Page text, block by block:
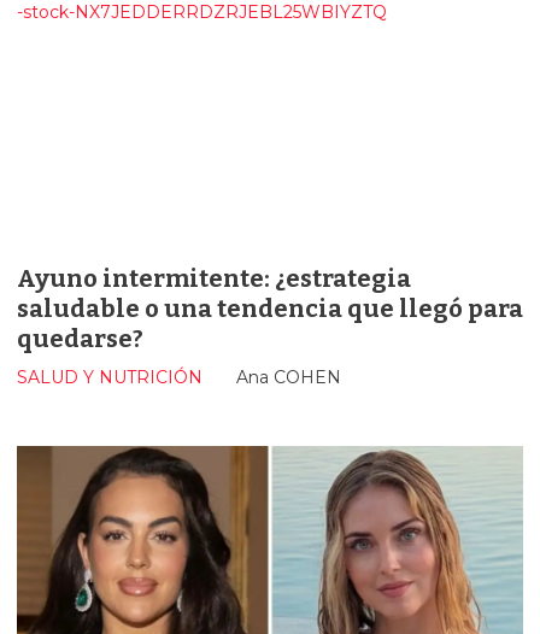
Ayuno intermitente: ¿estrategia
saludable o una tendencia que llegó para
quedarse?
Ana COHEN
SALUD Y NUTRICIÓN